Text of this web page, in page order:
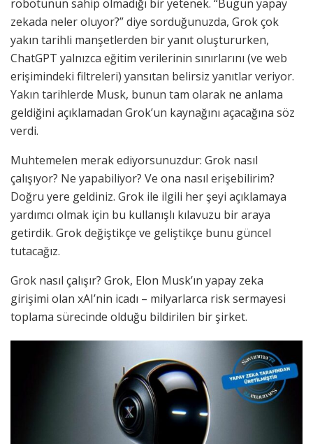
robotunun sahip olmadığı bir yetenek. “Bugün yapay
zekada neler oluyor?” diye sorduğunuzda, Grok çok
yakın tarihli manşetlerden bir yanıt oluştururken,
ChatGPT yalnızca eğitim verilerinin sınırlarını (ve web
erişimindeki filtreleri) yansıtan belirsiz yanıtlar veriyor.
Yakın tarihlerde Musk, bunun tam olarak ne anlama
geldiğini açıklamadan Grok’un kaynağını açacağına söz
verdi.
Muhtemelen merak ediyorsunuzdur: Grok nasıl
çalışıyor? Ne yapabiliyor? Ve ona nasıl erişebilirim?
Doğru yere geldiniz. Grok ile ilgili her şeyi açıklamaya
yardımcı olmak için bu kullanışlı kılavuzu bir araya
getirdik. Grok değiştikçe ve geliştikçe bunu güncel
tutacağız.
Grok nasıl çalışır? Grok, Elon Musk’ın yapay zeka
girişimi olan xAI’nin icadı – milyarlarca risk sermayesi
toplama sürecinde olduğu bildirilen bir şirket.